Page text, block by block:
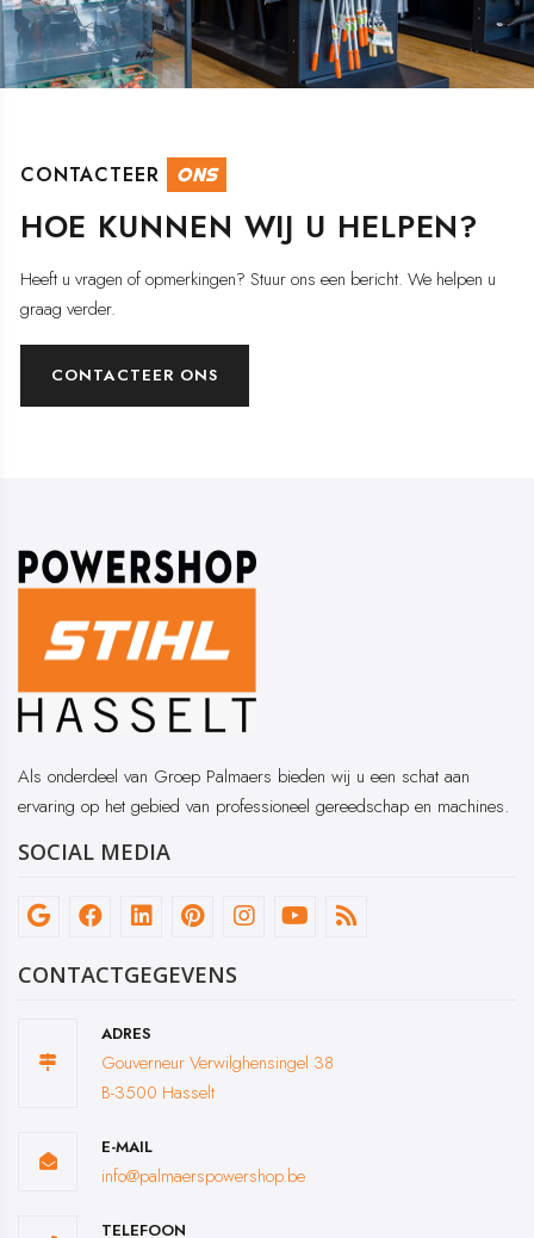
CONTACTEER ONS
HOE KUNNEN WIJ U HELPEN?
Heeft u vragen of opmerkingen? Stuur ons een bericht. We helpen u
graag verder.
CONTACTEER ONS
Als onderdeel van Groep Palmaers bieden wij u een schat aan
ervaring op het gebied van professioneel gereedschap en machines.
SOCIAL MEDIA
CONTACTGEGEVENS
ADRES
Gouverneur Verwilghensingel 38
B-3500 Hasselt
E-MAIL
info@palmaerspowershop.be
TELEFOON